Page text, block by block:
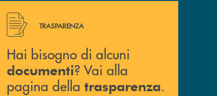
Hai bisogno di alcuni documenti ? Vai alla pagina della
TRASPARENZA
Hai bisogno di alcuni
documenti? Vai alla
pagina della trasparenza.